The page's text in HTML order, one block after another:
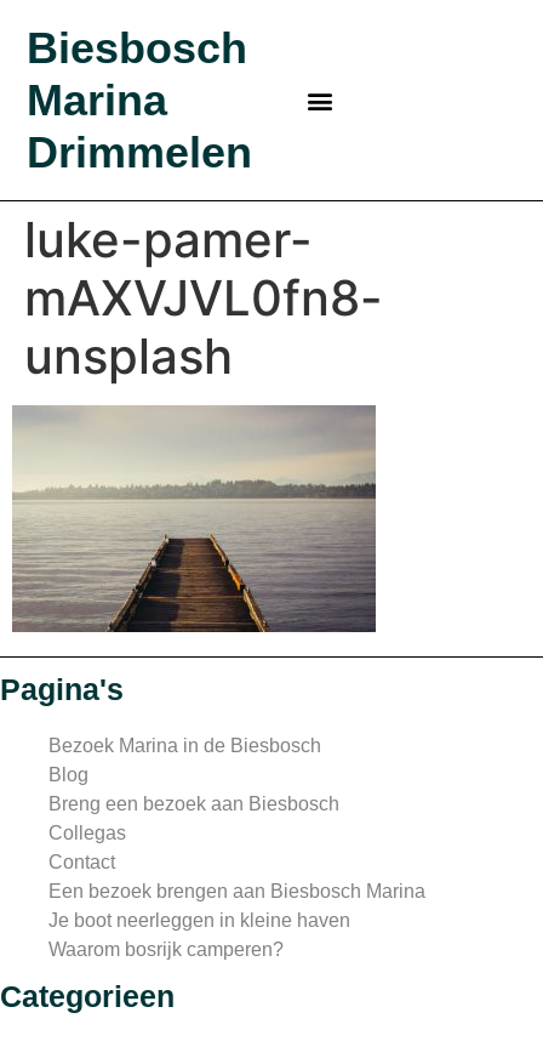
Biesbosch
Marina
Drimmelen
luke-pamer-
mAXVJVL0fn8-
unsplash
Pagina's
Bezoek Marina in de Biesbosch
Blog
Breng een bezoek aan Biesbosch
Collegas
Contact
Een bezoek brengen aan Biesbosch Marina
Je boot neerleggen in kleine haven
Waarom bosrijk camperen?
Categorieen